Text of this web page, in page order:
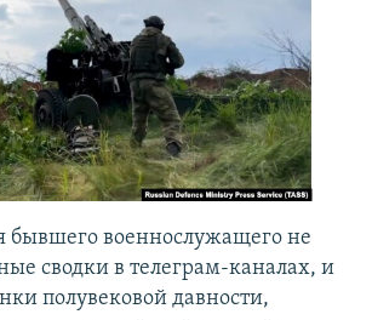
бывшего военнослужащего не
сводки в телеграм-каналах, и
полувековой давности,